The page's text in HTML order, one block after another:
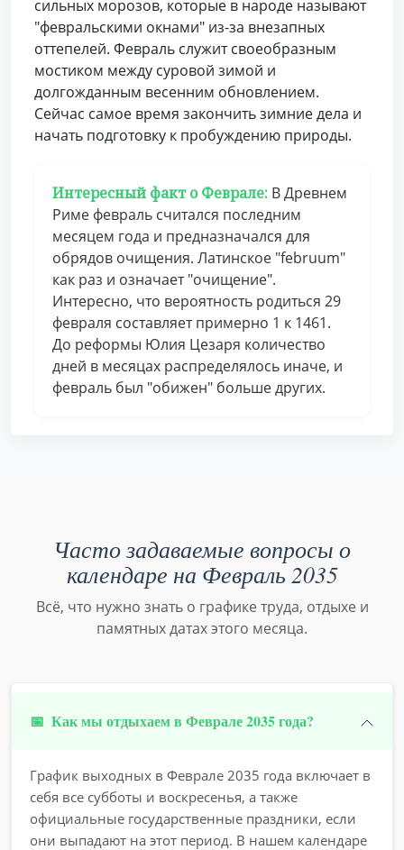
сильных морозов, которые в народе называют
"февральскими окнами" из-за внезапных
оттепелей. Февраль служит своеобразным
мостиком между суровой зимой и
долгожданным весенним обновлением.
Сейчас самое время закончить зимние дела и
начать подготовку к пробуждению природы.
Интересный факт о Феврале: В Древнем
Риме февраль считался последним
месяцем года и предназначался для
обрядов очищения. Латинское "februum"
как раз и означает "очищение".
Интересно, что вероятность родиться 29
февраля составляет примерно 1 к 1461.
До реформы Юлия Цезаря количество
дней в месяцах распределялось иначе, и
февраль был "обижен" больше других.
Часто задаваемые вопросы о
календаре на Февраль 2035
Всё, что нужно знать о графике труда, отдыхе и
памятных датах этого месяца.
📅 Как мы отдыхаем в Феврале 2035 года?
График выходных в Феврале 2035 года включает в
себя все субботы и воскресенья, а также
официальные государственные праздники, если
они выпадают на этот период. В нашем календаре